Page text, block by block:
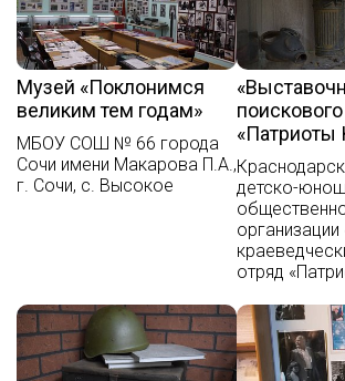
Музей «Поклонимся
великим тем годам»
МБОУ СОШ № 66 города
Сочи имени Макарова П.А.,
г. Сочи, с. Высокое
«Патриоты
детско-
отряд